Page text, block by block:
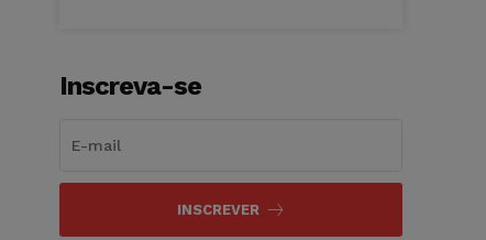
Inscreva-se
INSCREVER